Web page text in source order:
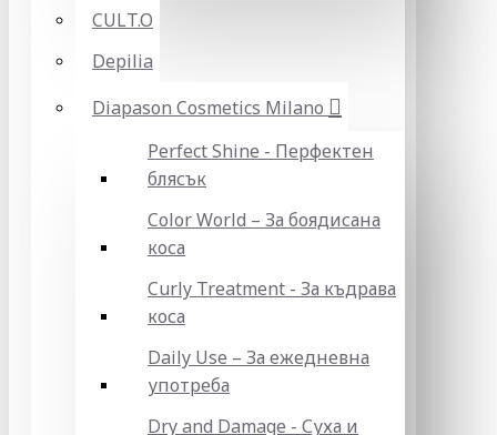
CULT.O
Depilia
Diapason Cosmetics Milano
Perfect Shine - Перфектен
блясък
Color World – За боядисана
коса
Curly Treatment - За къдрава
коса
Daily Use – За ежедневна
употреба
Dry and Damage - Суха и